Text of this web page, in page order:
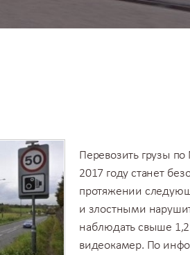
Перевозить грузы
2017 году станет
протяжении
и злостными
наблюдать свыше
видеокамер. По